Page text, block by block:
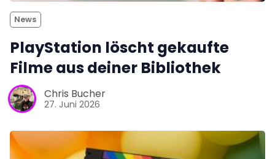
News
PlayStation löscht gekaufte
Filme aus deiner Bibliothek
Chris Bucher
27. Juni 2026